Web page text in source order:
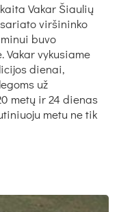
Vakar Šiaulių
viršininko
buvo
vykusiame
dienai,
už
metų ir 24 dienas
metu ne tik